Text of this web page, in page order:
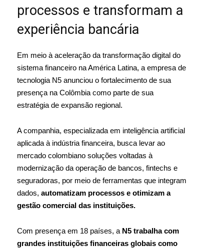
processos e transformam a
experiência bancária
Em meio à aceleração da transformação digital do
sistema financeiro na América Latina, a empresa de
tecnologia N5 anunciou o fortalecimento de sua
presença na Colômbia como parte de sua
estratégia de expansão regional.
A companhia, especializada em inteligência artificial
aplicada à indústria financeira, busca levar ao
mercado colombiano soluções voltadas à
modernização da operação de bancos, fintechs e
seguradoras, por meio de ferramentas que integram
dados, automatizam processos e otimizam a
gestão comercial das instituições.
Com presença em 18 países, a N5 trabalha com
grandes instituições financeiras globais como